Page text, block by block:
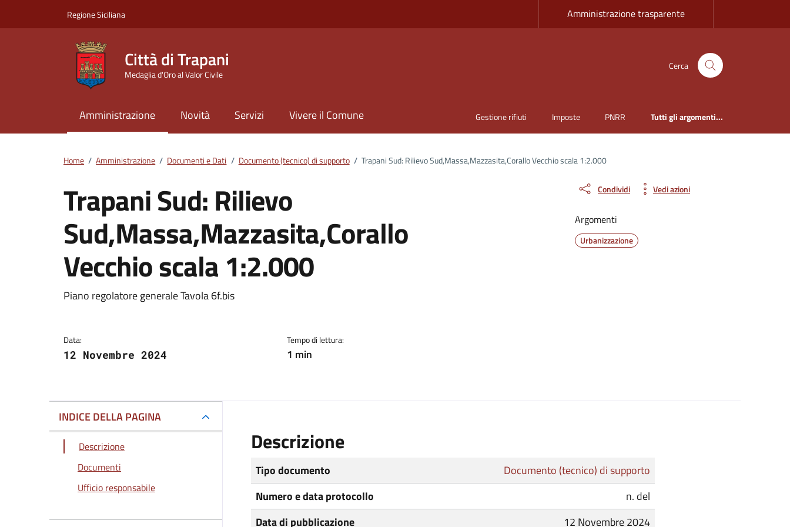
Regione Siciliana Amministrazione trasparente
Città di Trapani
Medaglia d'Oro al Valor Civile
Cerca
Amministrazione Novità Servizi Vivere il Comune Gestione rifiuti Imposte PNRR Tutti gli argomenti...
Home / Amministrazione / Documenti e Dati / Documento (tecnico) di supporto / Trapani Sud: Rilievo Sud,Massa,Mazzasita,Corallo Vecchio scala 1:2.000
Trapani Sud: Rilievo
Sud,Massa,Mazzasita,Corallo
Vecchio scala 1:2.000
Dettagli del documento
Piano regolatore generale Tavola 6f.bis
Data:
12 Novembre 2024
Tempo di lettura:
1 min
Condividi Vedi azioni
Argomenti
Urbanizzazione
INDICE DELLA PAGINA
Descrizione
Documenti
Ufficio responsabile
Descrizione
Tipo documento
Documento (tecnico) di supporto
Numero e data protocollo
n. del
Data di pubblicazione
12 Novembre 2024